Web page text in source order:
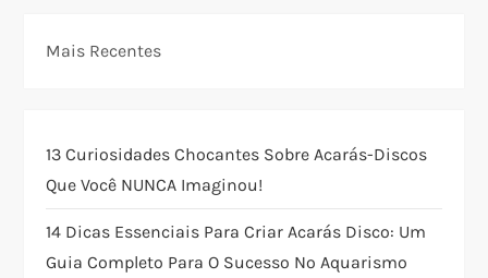
g
ç
ã
o
Mais Recentes
13 Curiosidades Chocantes Sobre Acarás-Discos
Que Você NUNCA Imaginou!
14 Dicas Essenciais Para Criar Acarás Disco: Um
Guia Completo Para O Sucesso No Aquarismo